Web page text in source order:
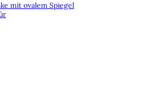
mit ovalem Spiegel